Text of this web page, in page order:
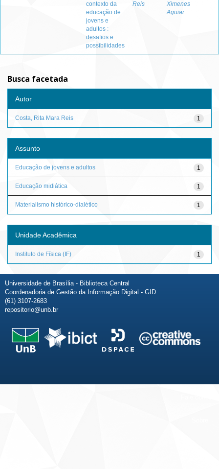
contexto da
educação de
jovens e
adultos :
desafios e
possibilidades
Reis
Ximenes
Aguiar
Busca facetada
Autor
1
Costa, Rita Mara Reis
Assunto
1
Educação de jovens e adultos
1
Educação midiática
1
Materialismo histórico-dialético
Unidade Acadêmica
1
Instituto de Física (IF)
Universidade de Brasília - Biblioteca Central
Coordenadoria de Gestão da Informação Digital - GID
(61) 3107-2683
repositorio@unb.br